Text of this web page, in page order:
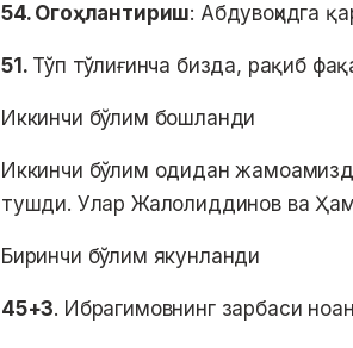
54. Огоҳлантириш: Абдувоҳидга
51. Тўп тўлиғинча бизда, рақиб
Иккинчи бўлим бошланди
Иккинчи бўлим одидан
тушди. Улар Жалолиддинов ва
Биринчи бўлим якунланди
45+3. Ибрагимовнинг зарбаси